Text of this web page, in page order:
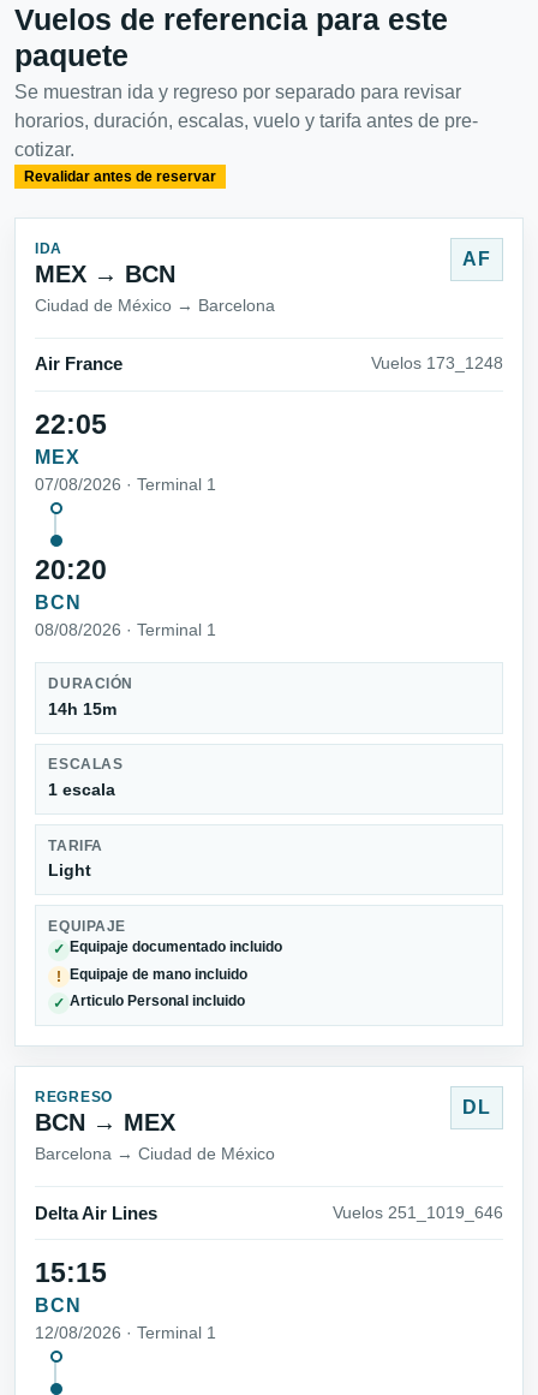
Vuelos de referencia para este
paquete
Se muestran ida y regreso por separado para revisar
horarios, duración, escalas, vuelo y tarifa antes de pre-
cotizar.
Revalidar antes de reservar
IDA
MEX → BCN
Ciudad de México → Barcelona
AF
Air France Vuelos 173_1248
22:05
MEX
07/08/2026 · Terminal 1
20:20
BCN
08/08/2026 · Terminal 1
DURACIÓN
14h 15m
ESCALAS
1 escala
TARIFA
Light
EQUIPAJE
✓ Equipaje documentado incluido
! Equipaje de mano incluido
✓ Articulo Personal incluido
REGRESO
BCN → MEX
Barcelona → Ciudad de México
DL
Delta Air Lines Vuelos 251_1019_646
15:15
BCN
12/08/2026 · Terminal 1